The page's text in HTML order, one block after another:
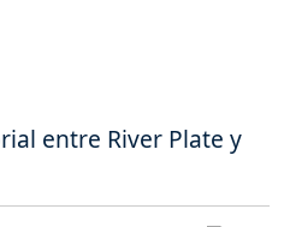
entre River Plate y